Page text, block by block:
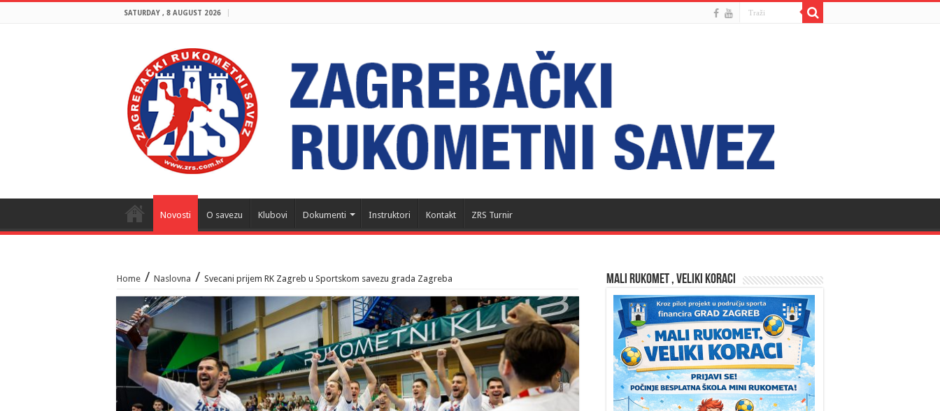
SATURDAY , 8 AUGUST 2026
Novosti O savezu Klubovi Dokumenti Instruktori Kontakt ZRS Turnir
Home / Naslovna / Svecani prijem RK Zagreb u Sportskom savezu grada Zagreba MALI RUKOMET , VELIKI KORACI